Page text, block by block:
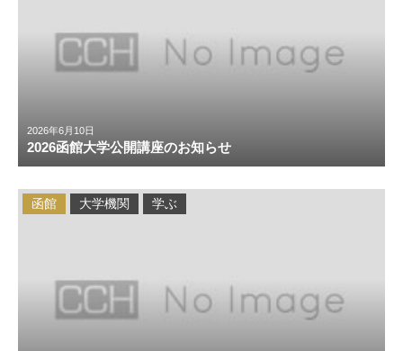
2026年6月10日
2026函館大学公開講座のお知らせ
函館 大学機関 学ぶ